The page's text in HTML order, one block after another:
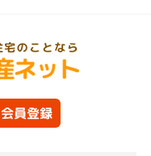
会員登録